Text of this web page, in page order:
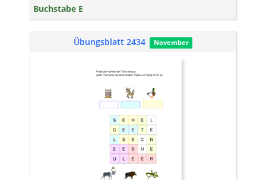
Buchstabe E
Übungsblatt 2434 November